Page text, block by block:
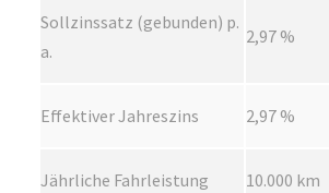
Sollzinssatz (gebunden) p.
a.
2,97 %
Effektiver Jahreszins 2,97 %
Jährliche Fahrleistung 10.000 km